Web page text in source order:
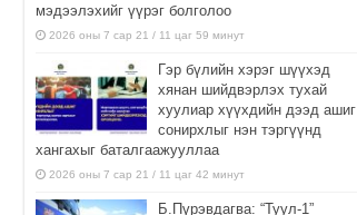
мэдээлэхийг үүрэг болголоо
2026 оны 7 сар 21 / 11 цаг 59 минут
Гэр бүлийн хэрэг шүүхэд
хянан шийдвэрлэх тухай
хуулиар хүүхдийн дээд ашиг
сонирхлыг нэн тэргүүнд
хангахыг баталгаажууллаа
2026 оны 7 сар 21 / 11 цаг 42 минут
Б.Пүрэвдагва: “Туул-1”